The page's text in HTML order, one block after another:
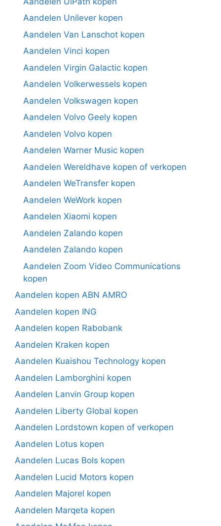
Aandelen Unilever kopen
Aandelen Van Lanschot kopen
Aandelen Vinci kopen
Aandelen Virgin Galactic kopen
Aandelen Volkerwessels kopen
Aandelen Volkswagen kopen
Aandelen Volvo Geely kopen
Aandelen Volvo kopen
Aandelen Warner Music kopen
Aandelen Wereldhave kopen of verkopen
Aandelen WeTransfer kopen
Aandelen WeWork kopen
Aandelen Xiaomi kopen
Aandelen Zalando kopen
Aandelen Zalando kopen
Aandelen Zoom Video Communications
kopen
Aandelen kopen ABN AMRO
Aandelen kopen ING
Aandelen kopen Rabobank
Aandelen Kraken kopen
Aandelen Kuaishou Technology kopen
Aandelen Lamborghini kopen
Aandelen Lanvin Group kopen
Aandelen Liberty Global kopen
Aandelen Lordstown kopen of verkopen
Aandelen Lotus kopen
Aandelen Lucas Bols kopen
Aandelen Lucid Motors kopen
Aandelen Majorel kopen
Aandelen Marqeta kopen